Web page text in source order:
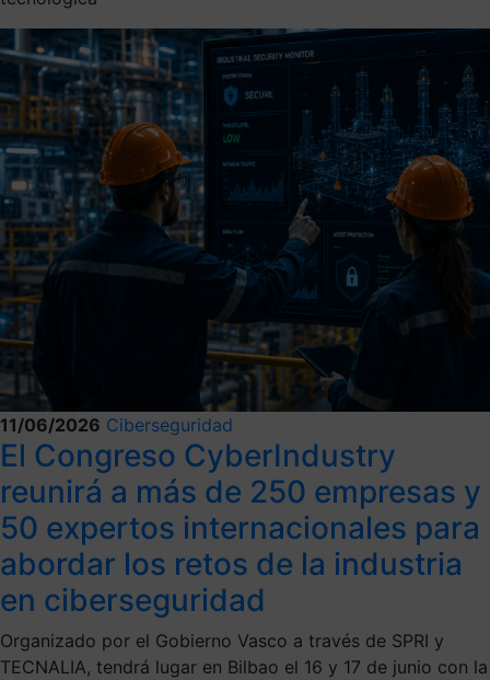
11/06/2026 Ciberseguridad
El Congreso CyberIndustry
reunirá a más de 250 empresas y
50 expertos internacionales para
abordar los retos de la industria
en ciberseguridad
Organizado por el Gobierno Vasco a través de SPRI y
TECNALIA, tendrá lugar en Bilbao el 16 y 17 de junio con la